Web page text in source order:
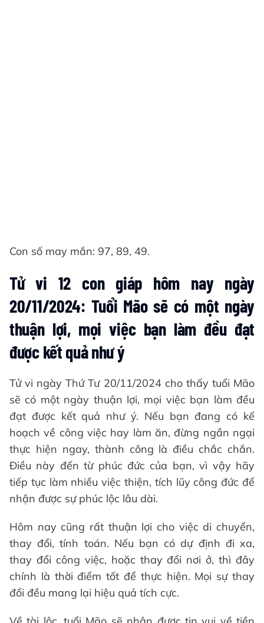
Con số may mắn: 97, 89, 49.
Tử vi 12 con giáp hôm nay ngày
20/11/2024: Tuổi Mão sẽ có một ngày
thuận lợi, mọi việc bạn làm đều đạt
được kết quả như ý
Tử vi ngày Thứ Tư 20/11/2024 cho thấy tuổi Mão
sẽ có một ngày thuận lợi, mọi việc bạn làm đều
đạt được kết quả như ý. Nếu bạn đang có kế
hoạch về công việc hay làm ăn, đừng ngần ngại
thực hiện ngay, thành công là điều chắc chắn.
Điều này đến từ phúc đức của bạn, vì vậy hãy
tiếp tục làm nhiều việc thiện, tích lũy công đức để
nhận được sự phúc lộc lâu dài.
Hôm nay cũng rất thuận lợi cho việc di chuyển,
thay đổi, tính toán. Nếu bạn có dự định đi xa,
thay đổi công việc, hoặc thay đổi nơi ở, thì đây
chính là thời điểm tốt để thực hiện. Mọi sự thay
đổi đều mang lại hiệu quả tích cực.